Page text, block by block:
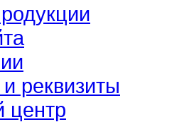
реквизиты
центр